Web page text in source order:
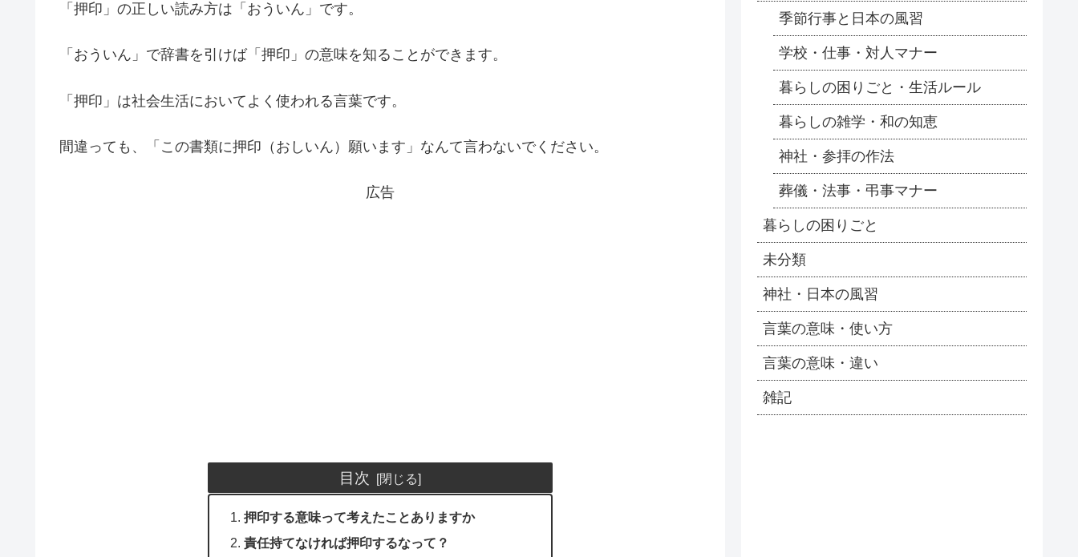
「押印」の正しい読み方は「おういん」です。
「おういん」で辞書を引けば「押印」の意味を知ることができます。
「押印」は社会生活においてよく使われる言葉です。
間違っても、「この書類に押印（おしいん）願います」なんて言わないでください。
広告
目次
押印する意味って考えたことありますか
責任持てなければ押印するなって？
季節行事と日本の風習
学校・仕事・対人マナー
暮らしの困りごと・生活ルール
暮らしの雑学・和の知恵
神社・参拝の作法
葬儀・法事・弔事マナー
暮らしの困りごと
未分類
神社・日本の風習
言葉の意味・使い方
言葉の意味・違い
雑記